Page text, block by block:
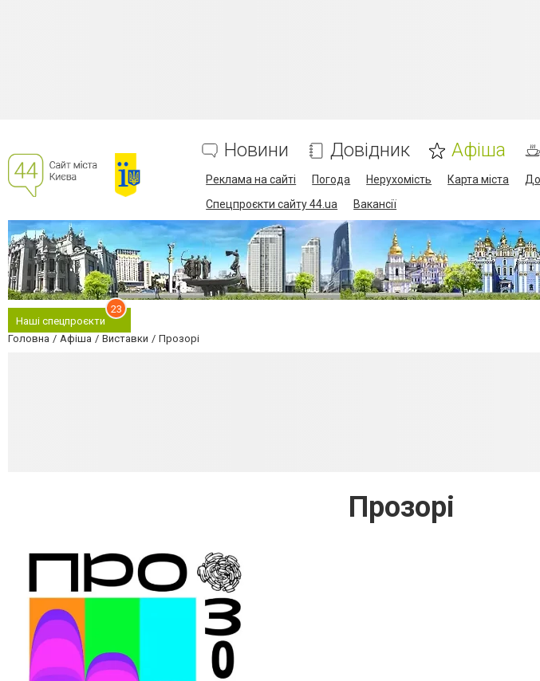
Новини Довідник Афіша
Реклама на сайті Погода Нерухомість Карта міста
Спецпроєкти сайту 44.ua
Вакансії
Наші спецпроєкти
23
Головна Афіша Виставки Прозорі
Прозорі